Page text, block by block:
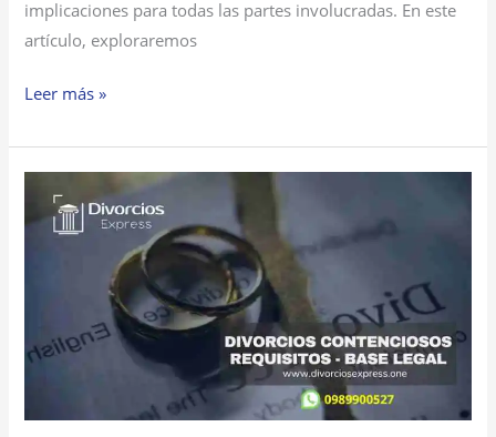
implicaciones para todas las partes involucradas. En este
artículo, exploraremos
Leer más »
Contencioso
Requisitos
y
Legal.